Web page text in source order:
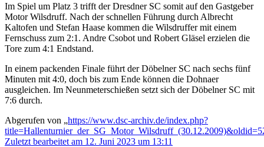
Im Spiel um Platz 3 trifft der Dresdner SC somit auf den Gastgeber
Motor Wilsdruff. Nach der schnellen Führung durch Albrecht
Kaltofen und Stefan Haase kommen die Wilsdruffer mit einem
Fernschuss zum 2:1. Andre Csobot und Robert Gläsel erzielen die
Tore zum 4:1 Endstand.
In einem packenden Finale führt der Döbelner SC nach sechs fünf
Minuten mit 4:0, doch bis zum Ende können die Dohnaer
ausgleichen. Im Neunmeterschießen setzt sich der Döbelner SC mit
7:6 durch.
Abgerufen von „https://www.dsc-archiv.de/index.php?
Zuletzt bearbeitet am 12. Juni 2023 um 13:11